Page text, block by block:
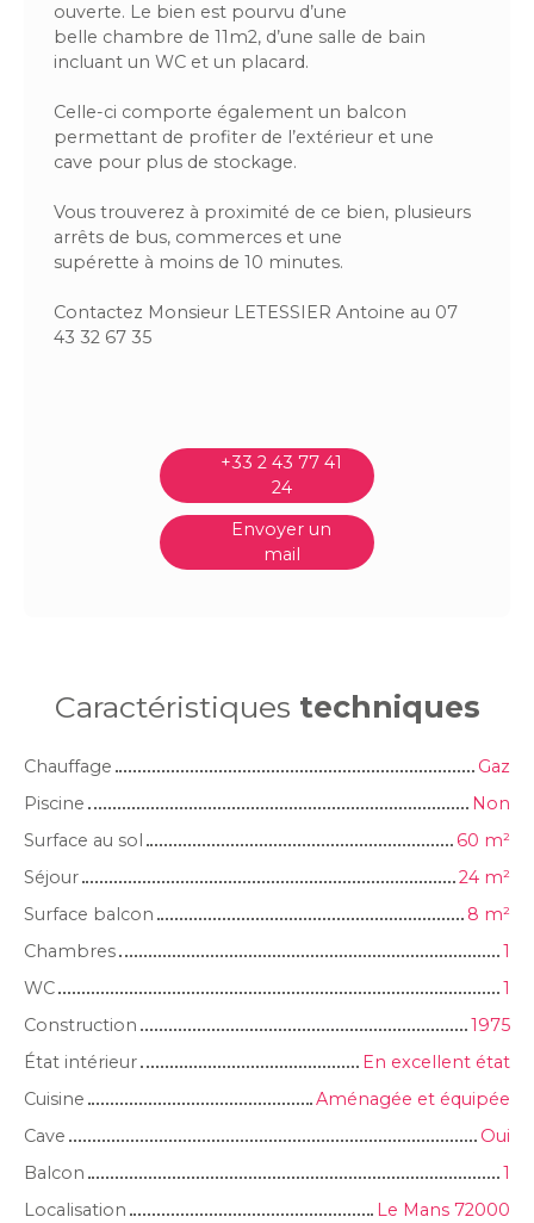
ouverte. Le bien est pourvu d’une
belle chambre de 11m2, d’une salle de bain
incluant un WC et un placard.
Celle-ci comporte également un balcon
permettant de profiter de l’extérieur et une
cave pour plus de stockage.
Vous trouverez à proximité de ce bien, plusieurs
arrêts de bus, commerces et une
supérette à moins de 10 minutes.
Contactez Monsieur LETESSIER Antoine au 07
43 32 67 35
+33 2 43 77 41
24
Envoyer un
mail
Caractéristiques techniques
Chauffage
Gaz
Piscine
Non
Surface au sol
60 m²
Séjour
24 m²
Surface balcon
8 m²
Chambres
1
WC
1
Construction
1975
État intérieur
En excellent état
Cuisine
Aménagée et équipée
Cave
Oui
Balcon
1
Localisation
Le Mans 72000